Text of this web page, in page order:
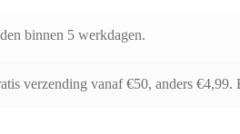
binnen 5 werkdagen.
verzending vanaf €50, anders €4,99.